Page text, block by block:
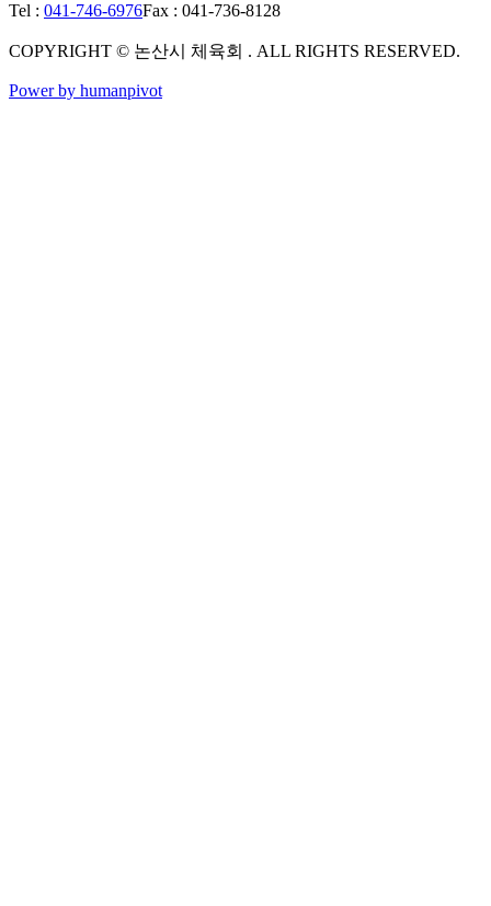
Tel : 041-746-6976Fax : 041-736-8128
COPYRIGHT © 논산시 체육회 . ALL RIGHTS RESERVED.
Power by humanpivot